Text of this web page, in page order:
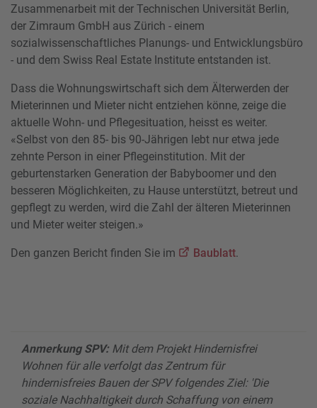
Zusammenarbeit mit der Technischen Universität Berlin,
der Zimraum GmbH aus Zürich - einem
sozialwissenschaftliches Planungs- und Entwicklungsbüro
- und dem Swiss Real Estate Institute entstanden ist.
Dass die Wohnungswirtschaft sich dem Älterwerden der
Mieterinnen und Mieter nicht entziehen könne, zeige die
aktuelle Wohn- und Pflegesituation, heisst es weiter.
«Selbst von den 85- bis 90-Jährigen lebt nur etwa jede
zehnte Person in einer Pflegeinstitution. Mit der
geburtenstarken Generation der Babyboomer und den
besseren Möglichkeiten, zu Hause unterstützt, betreut und
gepflegt zu werden, wird die Zahl der älteren Mieterinnen
und Mieter weiter steigen.»
Den ganzen Bericht finden Sie im Baublatt.
Anmerkung SPV: Mit dem Projekt Hindernisfrei
Wohnen für alle verfolgt das Zentrum für
hindernisfreies Bauen der SPV folgendes Ziel: 'Die
soziale Nachhaltigkeit durch Schaffung von einem